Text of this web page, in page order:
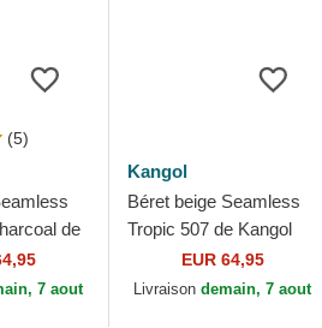
(5)
de
7 aout
Kangol
Béret beige Seamless
Tropic 507 de Kangol
EUR 64,95
Livraisondemain, 7 aout